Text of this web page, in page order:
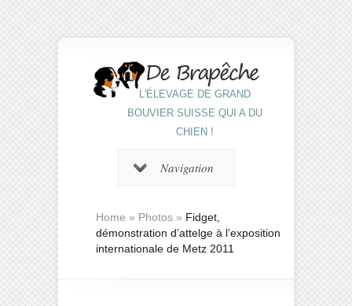
L'ÉLEVAGE DE GRAND
BOUVIER SUISSE QUI A DU
CHIEN !
Navigation
Home » Photos » Fidget,
démonstration d’attelge à l’exposition
internationale de Metz 2011